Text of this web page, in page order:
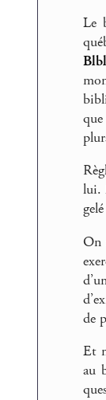
Le
lui.
On
de
Et
au